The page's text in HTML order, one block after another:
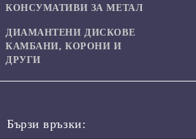
КОНСУМАТИВИ ЗА МЕТАЛ
ДИАМАНТЕНИ ДИСКОВЕ
КАМБАНИ, КОРОНИ И
ДРУГИ
Бързи връзки: